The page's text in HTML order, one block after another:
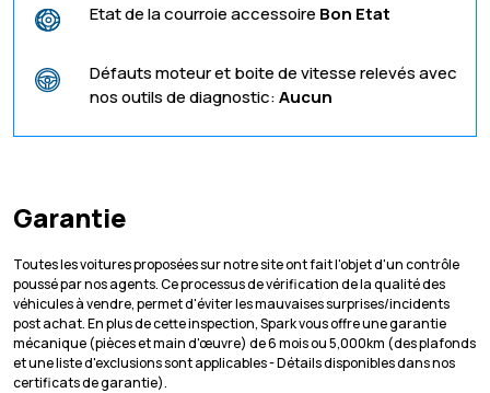
Etat de la courroie accessoire Bon Etat
Défauts moteur et boite de vitesse relevés avec
nos outils de diagnostic:Aucun
Garantie
Toutes les voitures proposées sur notre site ont fait l'objet d'un contrôle
poussé par nos agents. Ce processus de vérification de la qualité des
véhicules à vendre, permet d'éviter les mauvaises surprises/incidents
post achat. En plus de cette inspection, Spark vous offre une garantie
mécanique (pièces et main d'œuvre) de 6 mois ou 5,000km (des plafonds
et une liste d'exclusions sont applicables - Détails disponibles dans nos
certificats de garantie).